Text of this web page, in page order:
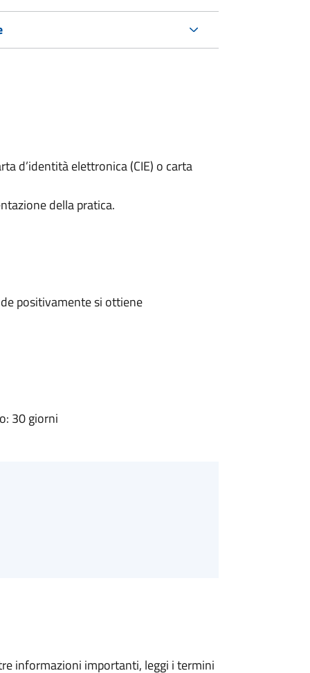
d’identità elettronica (CIE) o carta
della pratica.
positivamente si ottiene
30 giorni
informazioni importanti, leggi i termini